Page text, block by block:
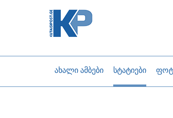
ახალი ამბები სტატიები